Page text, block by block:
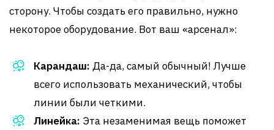
сторону. Чтобы создать его правильно, нужно
некоторое оборудование. Вот ваш «арсенал»:
Карандаш: Да-да, самый обычный! Лучше
всего использовать механический, чтобы
линии были четкими.
Линейка: Эта незаменимая вещь поможет